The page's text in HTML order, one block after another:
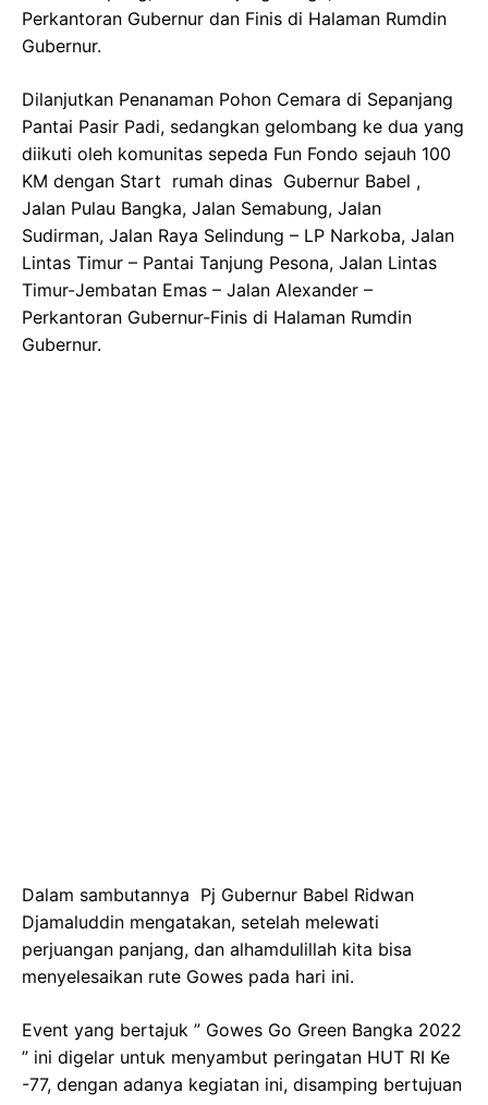
Perkantoran Gubernur dan Finis di Halaman Rumdin
Gubernur.
Dilanjutkan Penanaman Pohon Cemara di Sepanjang
Pantai Pasir Padi, sedangkan gelombang ke dua yang
diikuti oleh komunitas sepeda Fun Fondo sejauh 100
KM dengan Start rumah dinas Gubernur Babel ,
Jalan Pulau Bangka, Jalan Semabung, Jalan
Sudirman, Jalan Raya Selindung – LP Narkoba, Jalan
Lintas Timur – Pantai Tanjung Pesona, Jalan Lintas
Timur-Jembatan Emas – Jalan Alexander –
Perkantoran Gubernur-Finis di Halaman Rumdin
Gubernur.
Dalam sambutannya Pj Gubernur Babel Ridwan
Djamaluddin mengatakan, setelah melewati
perjuangan panjang, dan alhamdulillah kita bisa
menyelesaikan rute Gowes pada hari ini.
Event yang bertajuk ” Gowes Go Green Bangka 2022
” ini digelar untuk menyambut peringatan HUT RI Ke
-77, dengan adanya kegiatan ini, disamping bertujuan